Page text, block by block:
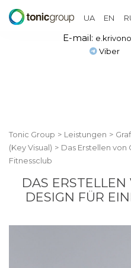
UA EN
E-mail:
Viber
Tonic Group > Leistungen >
(Key Visual) > Das Erstellen
Fitnessclub
DAS
DESIGN FÜR